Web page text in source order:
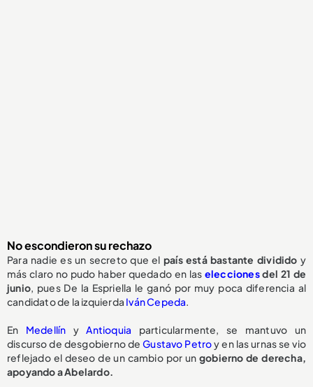
No escondieron su rechazo
Para nadie es un secreto que el país está bastante dividido y
más claro no pudo haber quedado en las eleccionesdel 21 de
junio, pues De la Espriella le ganó por muy poca diferencia al
candidato de la izquierda Iván Cepeda.
En Medellín yAntioquia particularmente, se mantuvo un
discurso de desgobierno deGustavo Petroy en las urnas se vio
reflejado el deseo de un cambio por un gobierno de derecha,
apoyando a Abelardo.